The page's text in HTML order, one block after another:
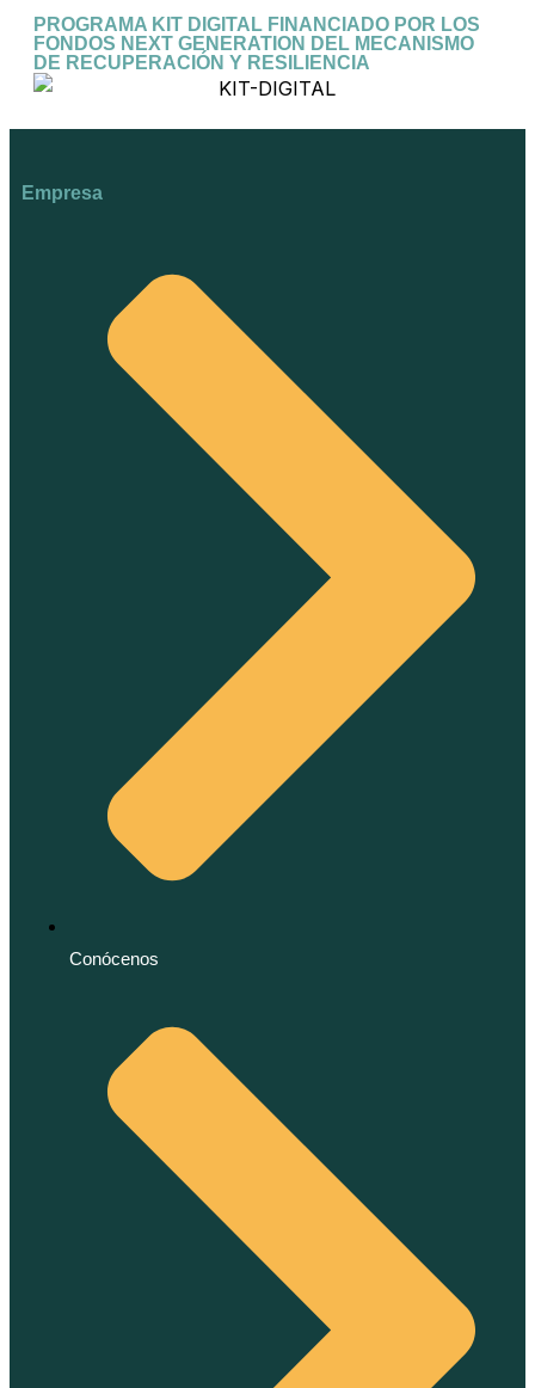
PROGRAMA KIT DIGITAL FINANCIADO POR LOS
FONDOS NEXT GENERATION DEL MECANISMO
DE RECUPERACIÓN Y RESILIENCIA
Empresa
Conócenos